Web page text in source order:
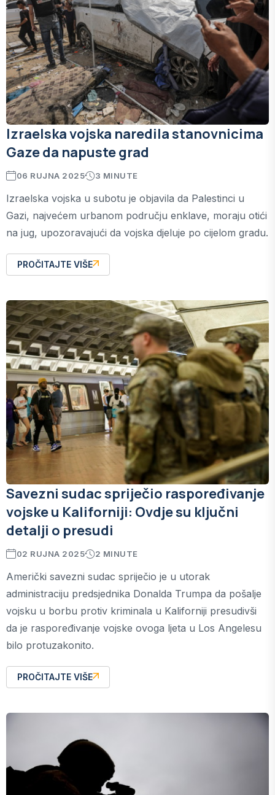
Izraelska vojska naredila stanovnicima
Gaze da napuste grad
06 RUJNA 2025 3 MINUTE
Izraelska vojska u subotu je objavila da Palestinci u
Gazi, najvećem urbanom području enklave, moraju otići
na jug, upozoravajući da vojska djeluje po cijelom gradu.
PROČITAJTE VIŠE
Savezni sudac spriječio raspoređivanje
vojske u Kaliforniji: Ovdje su ključni
detalji o presudi
02 RUJNA 2025 2 MINUTE
Američki savezni sudac spriječio je u utorak
administraciju predsjednika Donalda Trumpa da pošalje
vojsku u borbu protiv kriminala u Kaliforniji presudivši
da je raspoređivanje vojske ovoga ljeta u Los Angelesu
bilo protuzakonito.
PROČITAJTE VIŠE